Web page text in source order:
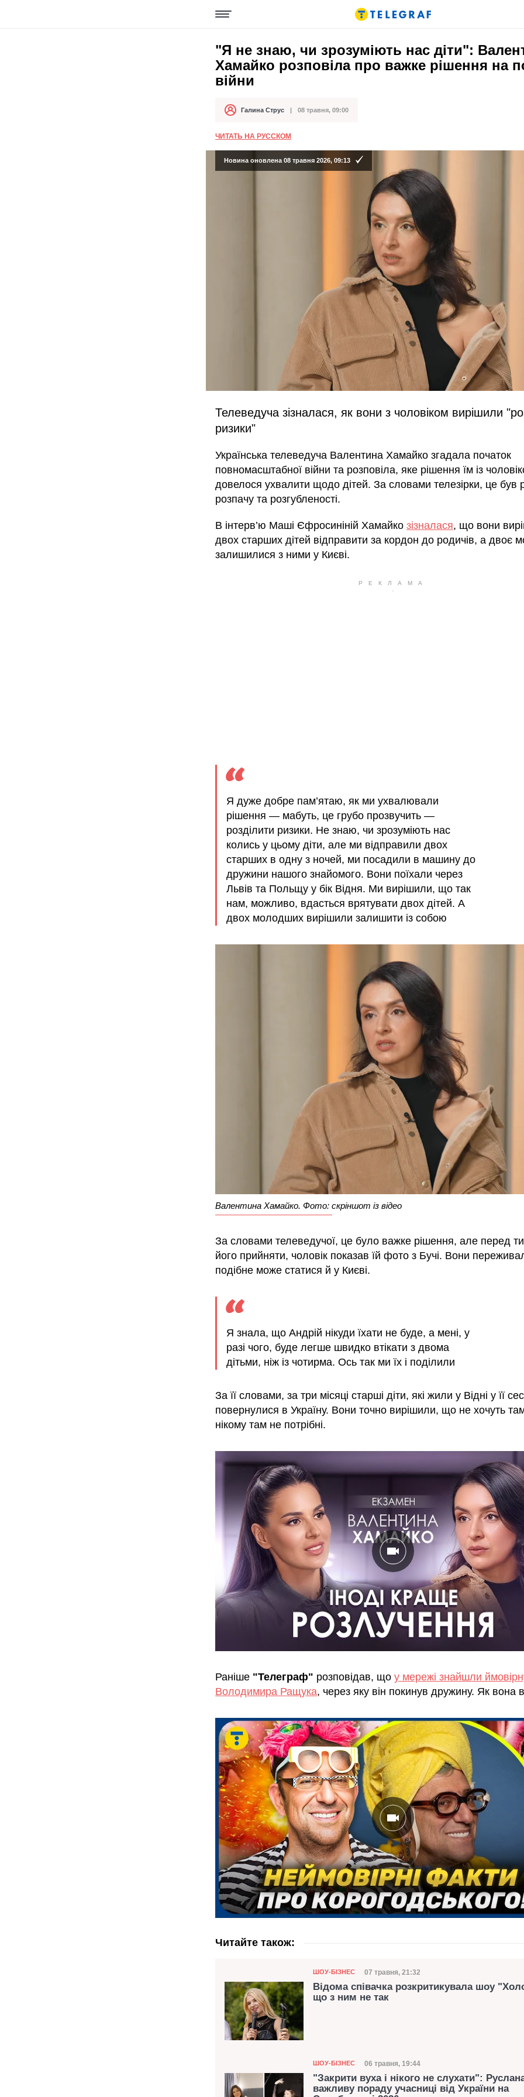
"Я не знаю, чи зрозуміють нас діти":
Хамайко розповіла про важке рішення на
війни
АвторГалина Струс
Дата публікації 08 травня, 09:00
ЧИТАТЬ НА РУССКОМ
Новина оновлена 08 травня 2026, 09:13
Телеведуча зізналася, як вони з чоловіком вирішили
ризики"
Українська телеведуча Валентина Хамайко згадала початок
повномасштабної війни та розповіла, яке рішення їм із
довелося ухвалити щодо дітей. За словами телезірки, це був
розпачу та розгубленості.
В інтерв’ю Маші Єфросиніній Хамайко зізналася, що вони
двох старших дітей відправити за кордон до родичів, а двоє
залишилися з ними у Києві.
Я дуже добре пам’ятаю, як ми ухвалювали
рішення — мабуть, це грубо прозвучить —
розділити ризики. Не знаю, чи зрозуміють нас
колись у цьому діти, але ми відправили двох
старших в одну з ночей, ми посадили в машину до
дружини нашого знайомого. Вони поїхали через
Львів та Польщу у бік Відня. Ми вирішили, що так
нам, можливо, вдасться врятувати двох дітей. А
двох молодших вирішили залишити із собою
Валентина Хамайко. Фото: скріншот із відео
За словами телеведучої, це було важке рішення, але перед
його прийняти, чоловік показав їй фото з Бучі. Вони
подібне може статися й у Києві.
Я знала, що Андрій нікуди їхати не буде, а мені, у
разі чого, буде легше швидко втікати з двома
дітьми, ніж із чотирма. Ось так ми їх і поділили
За її словами, за три місяці старші діти, які жили у Відні у її
повернулися в Україну. Вони точно вирішили, що не хочуть
нікому там не потрібні.
Раніше "Телеграф" розповідав, що у мережі знайшли
Володимира Ращука, через яку він покинув дружину. Як вона
Читайте також:
Категорія
ШОУ-БІЗНЕС Дата публікації
07 травня, 21:32
Відома співачка розкритикувала шоу
що з ним не так
Категорія
ШОУ-БІЗНЕС Дата публікації
06 травня, 19:44
"Закрити вуха і нікого не слухати":
важливу пораду учасниці від України на